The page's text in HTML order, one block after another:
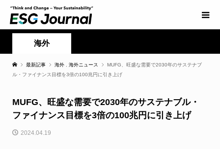
海外
最新記事 海外 海外ニュース
MUFG、旺盛な需要で2030年のサステナブ
ル・ファイナンス目標を3倍の100兆円に引き上げ
MUFG、旺盛な需要で2030年のサステナブル・
ファイナンス目標を3倍の100兆円に引き上げ
2024.04.19